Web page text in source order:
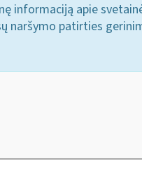
informaciją apie
naršymo patirties